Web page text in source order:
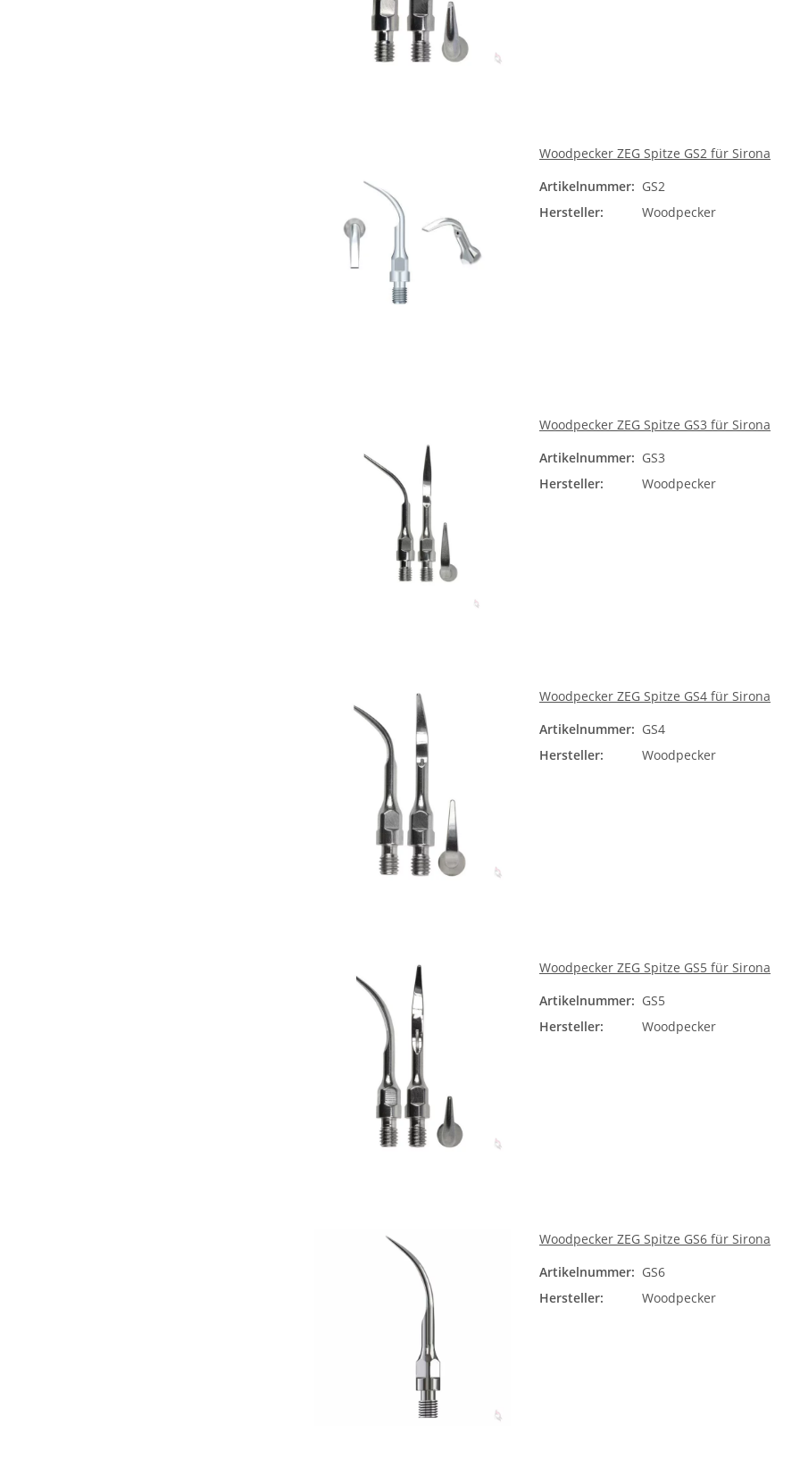
Woodpecker ZEG Spitze GS2 für Sirona
Artikelnummer: GS2
Hersteller:
Woodpecker
Woodpecker ZEG Spitze GS3 für Sirona
Artikelnummer: GS3
Hersteller:
Woodpecker
Woodpecker ZEG Spitze GS4 für Sirona
Artikelnummer: GS4
Hersteller:
Woodpecker
Woodpecker ZEG Spitze GS5 für Sirona
Artikelnummer: GS5
Hersteller:
Woodpecker
Woodpecker ZEG Spitze GS6 für Sirona
Artikelnummer: GS6
Hersteller:
Woodpecker